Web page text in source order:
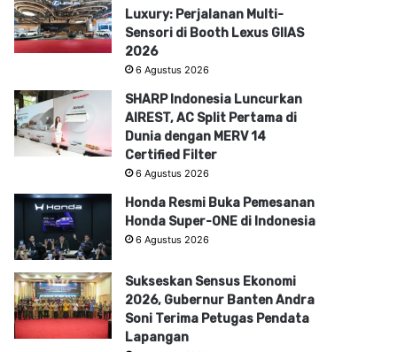
Luxury: Perjalanan Multi-
Sensori di Booth Lexus GIIAS
2026
6 Agustus 2026
SHARP Indonesia Luncurkan
AIREST, AC Split Pertama di
Dunia dengan MERV 14
Certified Filter
6 Agustus 2026
Honda Resmi Buka Pemesanan
Honda Super-ONE di Indonesia
6 Agustus 2026
Sukseskan Sensus Ekonomi
2026, Gubernur Banten Andra
Soni Terima Petugas Pendata
Lapangan